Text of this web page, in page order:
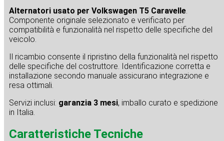
Alternatori usato per Volkswagen T5 Caravelle.
Componente originale selezionato e verificato per
compatibilità e funzionalità nel rispetto delle specifiche del
veicolo.
Il ricambio consente il ripristino della funzionalità nel rispetto
delle specifiche del costruttore. Identificazione corretta e
installazione secondo manuale assicurano integrazione e
resa ottimali.
Servizi inclusi: garanzia 3 mesi, imballo curato e spedizione
in Italia.
Caratteristiche Tecniche